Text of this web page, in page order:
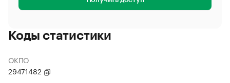
Коды статистики
ОКПО
29471482